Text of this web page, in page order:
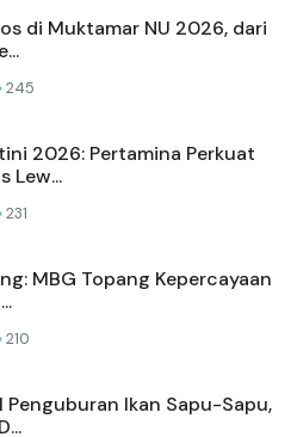
di Muktamar NU 2026, dari
245
2026: Pertamina Perkuat
Lew...
231
MBG Topang Kepercayaan
210
Penguburan Ikan Sapu-Sapu,